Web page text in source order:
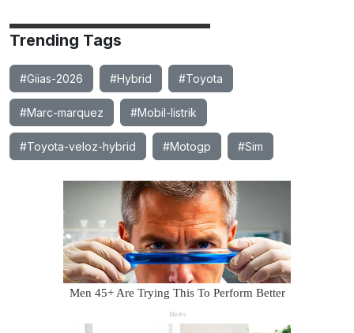
Trending Tags
#Giias-2026 #Hybrid #Toyota
#Marc-marquez #Mobil-listrik
#Toyota-veloz-hybrid #Motogp #Sim